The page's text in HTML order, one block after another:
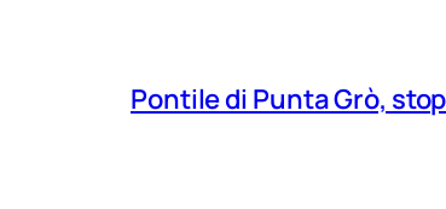
Pontile di Punta Grò,